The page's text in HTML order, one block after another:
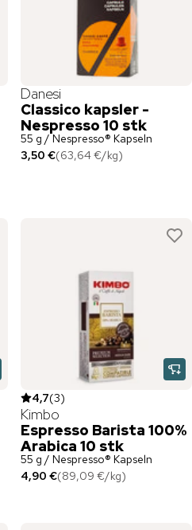
Danesi
Classico kapsler -
Nespresso 10 stk
55 g / Nespresso® Kapseln
3,50 €(63,64 €/kg)
4,7(3)
Kimbo
Espresso Barista 100%
Arabica 10 stk
55 g / Nespresso® Kapseln
4,90 €(89,09 €/kg)